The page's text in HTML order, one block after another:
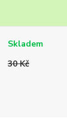
Skladem
30 Kč